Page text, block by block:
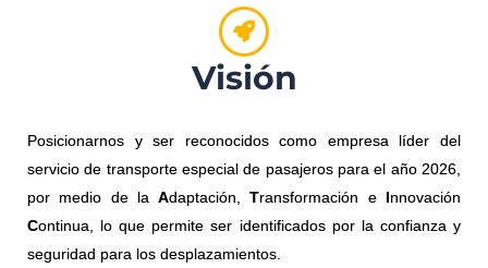
Visión
Posicionarnos y ser reconocidos como empresa líder del
servicio de transporte especial de pasajeros para el año 2026,
por medio de laAdaptación,Transformación e Innovación
Continua, lo que permite ser identificados por la confianza y
seguridad para los desplazamientos.